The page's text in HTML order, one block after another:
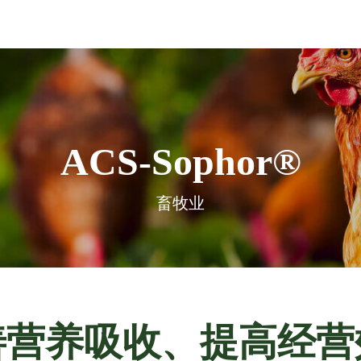
ACS-Sophor®
畜牧业
养吸收、提高经